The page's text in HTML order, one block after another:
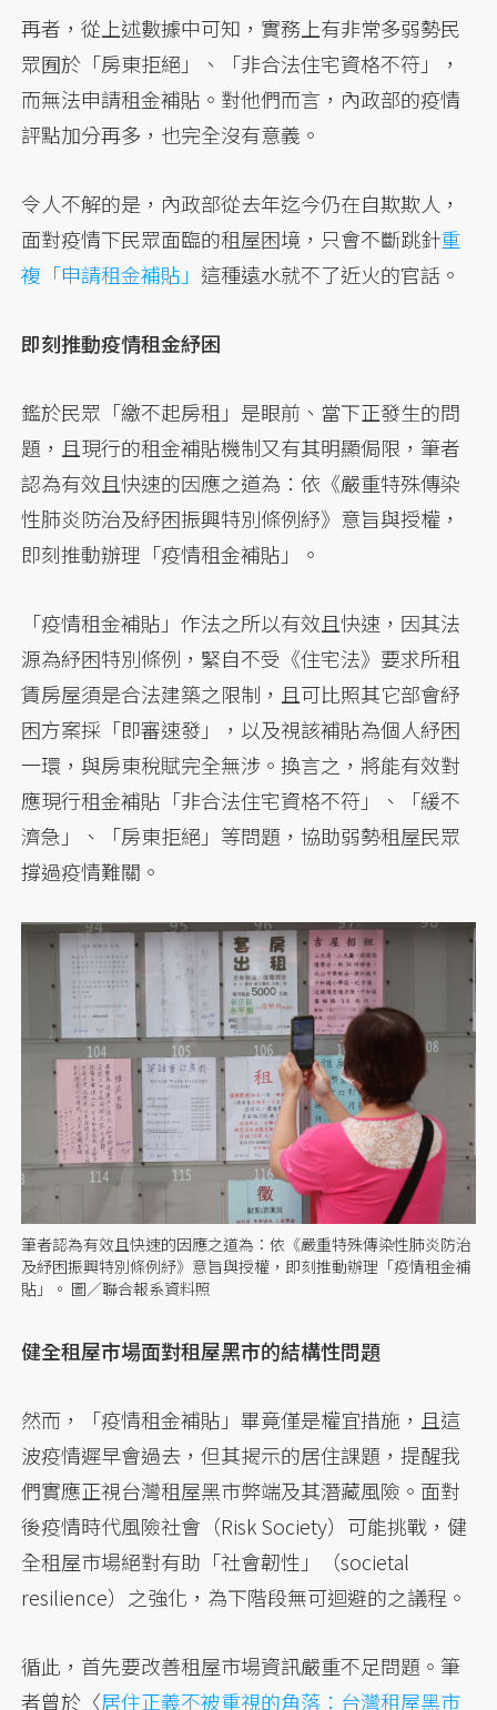
再者，從上述數據中可知，實務上有非常多弱勢民
眾囿於「房東拒絕」、「非合法住宅資格不符」，
而無法申請租金補貼。對他們而言，內政部的疫情
評點加分再多，也完全沒有意義。
令人不解的是，內政部從去年迄今仍在自欺欺人，
面對疫情下民眾面臨的租屋困境，只會不斷跳針重
複「申請租金補貼」 這種遠水就不了近火的官話。
即刻推動疫情租金紓困
鑑於民眾「繳不起房租」是眼前、當下正發生的問
題，且現行的租金補貼機制又有其明顯侷限，筆者
認為有效且快速的因應之道為：依《嚴重特殊傳染
性肺炎防治及紓困振興特別條例紓》意旨與授權，
即刻推動辦理「疫情租金補貼」。
「疫情租金補貼」作法之所以有效且快速，因其法
源為紓困特別條例，緊自不受《住宅法》要求所租
賃房屋須是合法建築之限制，且可比照其它部會紓
困方案採「即審速發」，以及視該補貼為個人紓困
一環，與房東稅賦完全無涉。換言之，將能有效對
應現行租金補貼「非合法住宅資格不符」、「緩不
濟急」、「房東拒絕」等問題，協助弱勢租屋民眾
撐過疫情難關。
筆者認為有效且快速的因應之道為：依《嚴重特殊傳染性肺炎防治
及紓困振興特別條例紓》意旨與授權，即刻推動辦理「疫情租金補
貼」。 圖／聯合報系資料照
健全租屋市場面對租屋黑市的結構性問題
然而，「疫情租金補貼」畢竟僅是權宜措施，且這
波疫情遲早會過去，但其揭示的居住課題，提醒我
們實應正視台灣租屋黑市弊端及其潛藏風險。面對
後疫情時代風險社會（Risk Society）可能挑戰，健
全租屋市場絕對有助「社會韌性」（societal
resilience）之強化，為下階段無可迴避的之議程。
循此，首先要改善租屋市場資訊嚴重不足問題。筆
者曾於〈居住正義不被重視的角落：台灣租屋黑市